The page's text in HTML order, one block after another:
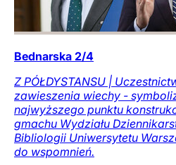
Bednarska 2/4
Z PÓŁDYSTANSU |
zawieszenia wiechy -
najwyższego punktu
gmachu Wydziału
Bibliologii Uniwersytetu
do wspomnień.